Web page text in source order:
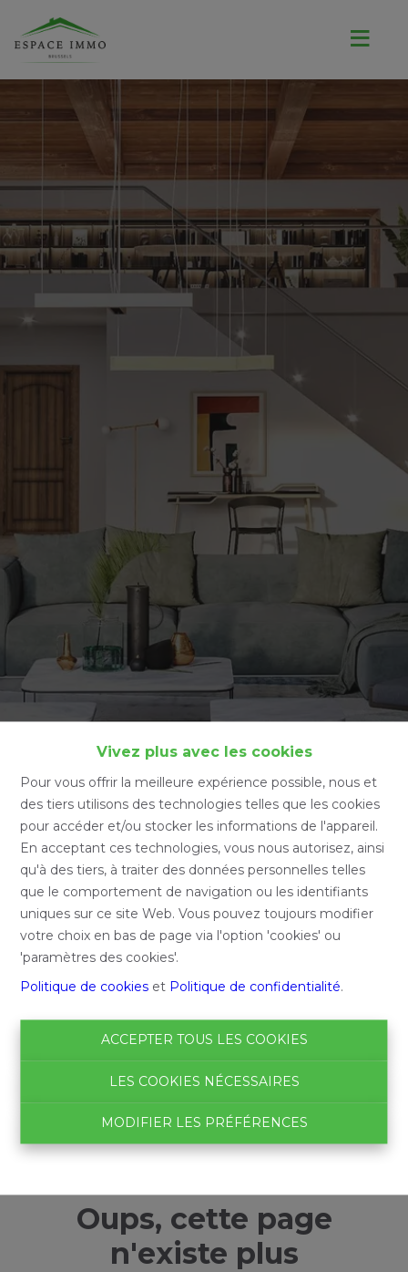
Vivez plus avec les cookies
Pour vous offrir la meilleure expérience possible, nous et
des tiers utilisons des technologies telles que les cookies
pour accéder et/ou stocker les informations de l'appareil.
En acceptant ces technologies, vous nous autorisez, ainsi
qu'à des tiers, à traiter des données personnelles telles
que le comportement de navigation ou les identifiants
uniques sur ce site Web. Vous pouvez toujours modifier
votre choix en bas de page via l'option 'cookies' ou
'paramètres des cookies'.
Politique de cookies et Politique de confidentialité.
ACCEPTER TOUS LES COOKIES
LES COOKIES NÉCESSAIRES
MODIFIER LES PRÉFÉRENCES
Accueil
Accueil
Oups, cette page
n'existe plus